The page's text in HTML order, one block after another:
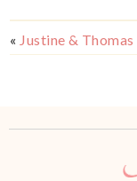
« Justine & Thomas